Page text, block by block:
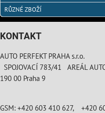
RŮZNÉ ZBOŽÍ
KONTAKT
AUTO PERFEKT PRAHA s.r.o.
SPOJOVACÍ 783/41 AREÁL
190 00 Praha 9
GSM: +420 603 410 627, +420